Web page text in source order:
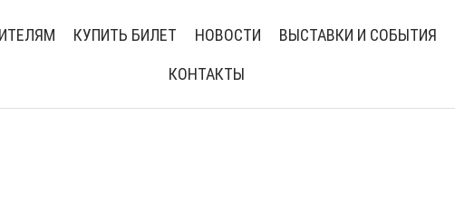
КУПИТЬ БИЛЕТ НОВОСТИ ВЫСТАВКИ И СОБЫТИЯ
КОНТАКТЫ